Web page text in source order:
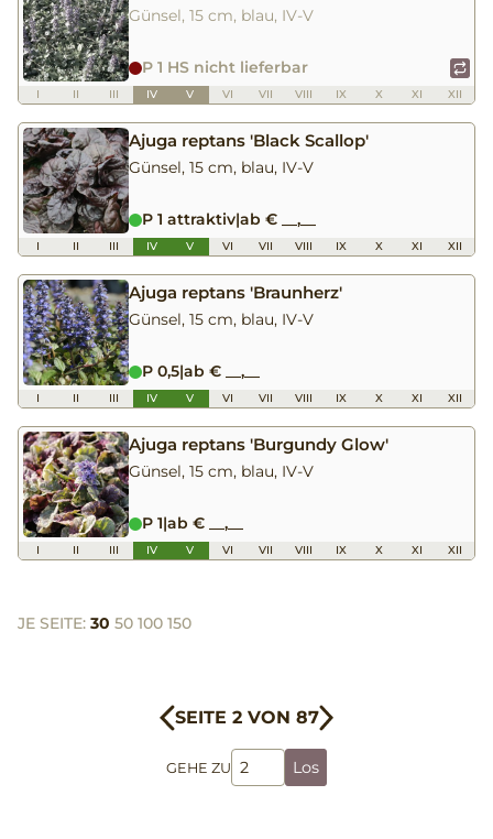
Günsel, 15 cm, blau, IV-V
P 1 HS nicht lieferbar
I II III IV V VI VII VIII IX X XI XII
Ajuga reptans 'Black Scallop'
Günsel, 15 cm, blau, IV-V
P 1 attraktiv|ab € __,__
I II III IV V VI VII VIII IX X XI XII
Ajuga reptans 'Braunherz'
Günsel, 15 cm, blau, IV-V
P 0,5|ab € __,__
I II III IV V VI VII VIII IX X XI XII
Ajuga reptans 'Burgundy Glow'
Günsel, 15 cm, blau, IV-V
P 1|ab € __,__
I II III IV V VI VII VIII IX X XI XII
JE SEITE: 30 50 100 150
SEITE 2 VON 87
GEHE ZU Los